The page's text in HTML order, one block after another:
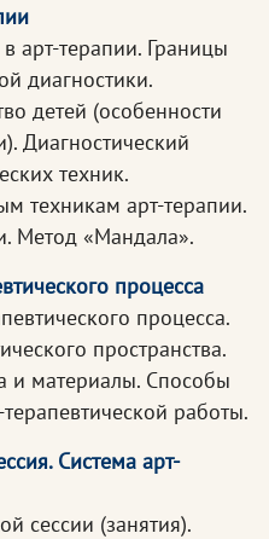
арт-терапии. Границы
диагностики.
детей (особенности
Диагностический
техник.
техникам арт-терапии.
Метод «Мандала».
процесса
процесса.
пространства.
и материалы. Способы
работы.
Система арт-
сессии (занятия).